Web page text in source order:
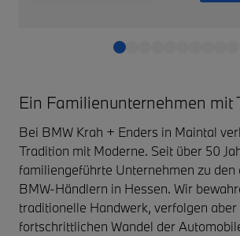
Ein Familienunternehmen mit
Bei BMW Krah + Enders in Maintal
Tradition mit Moderne. Seit über 50
familiengeführte Unternehmen zu den
BMW-Händlern in Hessen. Wir
traditionelle Handwerk, verfolgen
fortschrittlichen Wandel der